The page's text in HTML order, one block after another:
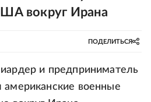
вокруг Ирана
ПОДЕЛИТЬСЯ
и предприниматель
военные